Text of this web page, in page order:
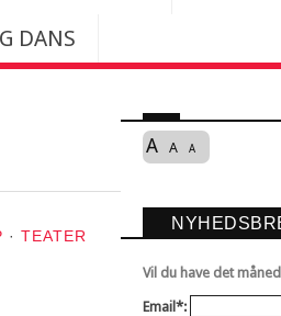
DANS
· TEATER
A A A
Vil du have det
Email*: